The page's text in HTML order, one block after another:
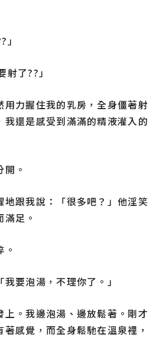
射了??」
用力握住我的乳房，全身僵著射
我還是感受到滿滿的精液灌入的
。
地跟我說：「很多吧？」他淫笑
足。
。
要泡湯，不理你了。」
上。我邊泡湯、邊放鬆著。剛才
感覺，而全身鬆馳在溫泉裡，